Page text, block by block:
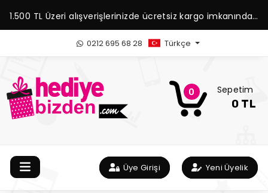
1.500 TL Üzeri alışverişlerinizde ücretsiz kargo imkanından
yararlanabilirsiniz.
0212 695 68 28 Türkçe
0 Sepetim
0 TL
Üye Girişi Yeni Üyelik